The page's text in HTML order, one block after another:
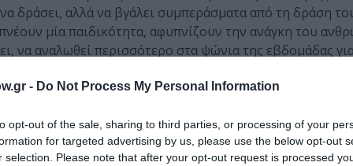
- Do Not Process My Personal Information
opt-out of the sale, sharing to third parties, or processing of your
for targeted advertising by us, please use the below opt-out
selection. Please note that after your opt-out request is processed
δράσει, αλλά να βγάλει συμπεράσματα από τη δράση
μία παιδικότητα, αφυπνίζουν την ανάγκη του
να αναλωθεί περισσότερο στα ψώνια της εβδομάδας
ορίζοντα σήμερα. Η ανάγκη του αυτή, να ελαφρύνει
τα σημαντικά, τα μεγάλα πράγματα, με αποτέλεσμα να